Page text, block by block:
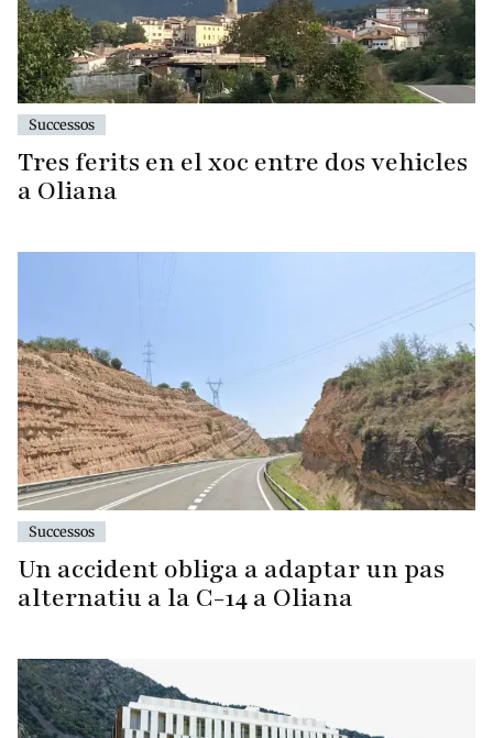
Successos
Tres ferits en el xoc entre dos vehicles
a Oliana
Successos
Un accident obliga a adaptar un pas
alternatiu a la C-14 a Oliana